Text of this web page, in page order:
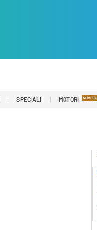
SPECIALI MOTORI